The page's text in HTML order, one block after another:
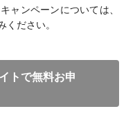
ャンペーンについては、
ださい。
トで無料お申